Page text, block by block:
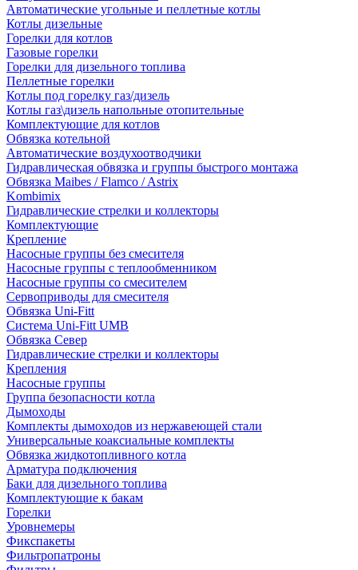
Автоматические угольные и пеллетные котлы
Котлы дизельные
Горелки для котлов
Газовые горелки
Горелки для дизельного топлива
Пеллетные горелки
Котлы под горелку газ/дизель
Котлы газ\дизель напольные отопительные
Комплектующие для котлов
Обвязка котельной
Автоматические воздухоотводчики
Гидравлическая обвязка и группы быстрого монтажа
Обвязка Maibes / Flamco / Astrix
Kombimix
Гидравлические стрелки и коллекторы
Комплектующие
Крепление
Насосные группы без смесителя
Насосные группы с теплообменником
Насосные группы со смесителем
Сервоприводы для смесителя
Обвязка Uni-Fitt
Система Uni-Fitt UMB
Обвязка Север
Гидравлические стрелки и коллекторы
Крепления
Насосные группы
Группа безопасности котла
Дымоходы
Комплекты дымоходов из нержавеющей стали
Универсальные коаксиальные комплекты
Обвязка жидкотопливного котла
Арматура подключения
Баки для дизельного топлива
Комплектующие к бакам
Горелки
Уровнемеры
Фикспакеты
Фильтропатроны